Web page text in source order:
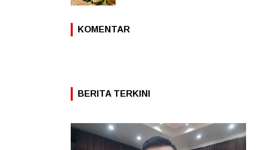
KOMENTAR
BERITA TERKINI